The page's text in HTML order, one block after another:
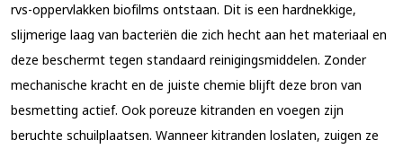
rvs-oppervlakken biofilms ontstaan. Dit is een hardnekkige,
slijmerige laag van bacteriën die zich hecht aan het materiaal en
deze beschermt tegen standaard reinigingsmiddelen. Zonder
mechanische kracht en de juiste chemie blijft deze bron van
besmetting actief. Ook poreuze kitranden en voegen zijn
beruchte schuilplaatsen. Wanneer kitranden loslaten, zuigen ze